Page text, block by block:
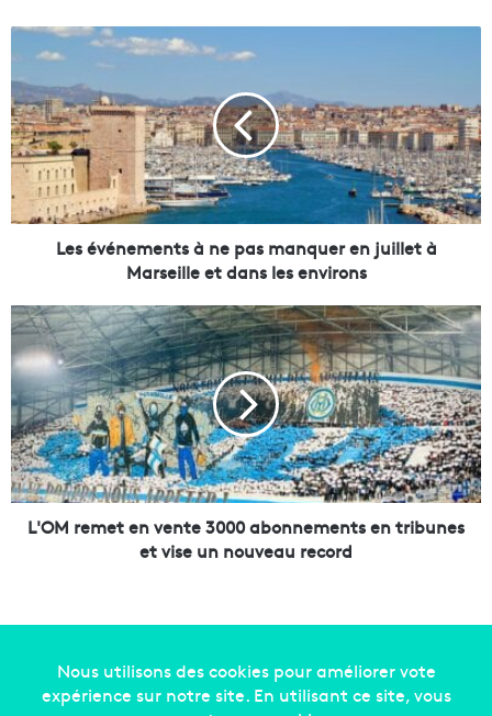
L
e
s
é
v
é
e
m
s
à
n
e
p
a
s
m
a
Les événements à ne pas manquer en juillet à
Marseille et dans les environs
L
'
O
M
r
e
m
e
t
L'OM remet en vente 3000 abonnements en tribunes
et vise un nouveau record
Copyright © 2014-2022Made in Marseille. Tous droits